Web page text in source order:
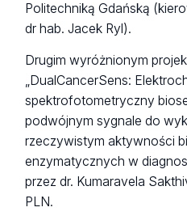
Politechniką Gdańską
dr hab. Jacek Ryl).
Drugim wyróżnionym
„DualCancerSens:
spektrofotometryczny
podwójnym sygnale do
rzeczywistym aktywności
enzymatycznych w
przez dr. Kumaravela
PLN.